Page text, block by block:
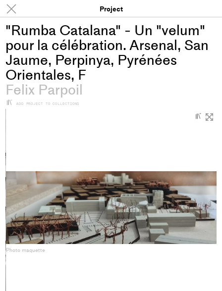
Project
"Rumba Catalana" - Un "velum"
pour la célébration. Arsenal, San
Jaume, Perpinya, Pyrénées
Orientales, F
Felix Parpoil
+
ADD PROJECT TO COLLECTIONS
Photo maquette
+
Add